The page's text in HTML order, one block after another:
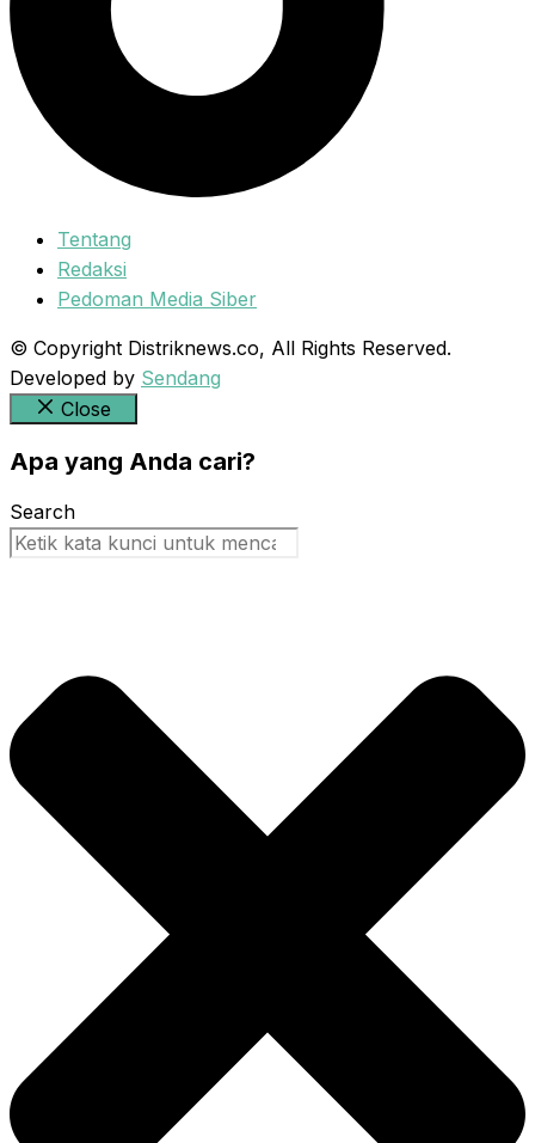
Tentang
Redaksi
Pedoman Media Siber
© Copyright Distriknews.co, All Rights Reserved.
Developed by Sendang
Close
Apa yang Anda cari?
Search